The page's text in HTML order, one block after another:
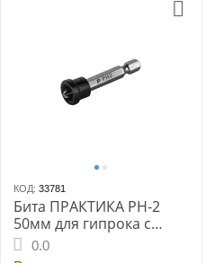
КОД: 33781
Бита ПРАКТИКА PH-2
50мм для гипрока с
ограничителем (648-
373) Профи
0.0